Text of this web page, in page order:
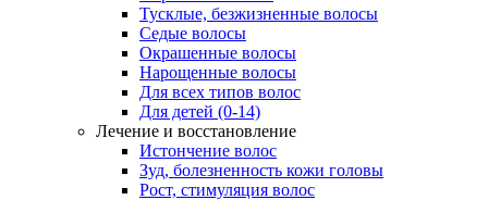
Тусклые, безжизненные волосы
Седые волосы
Окрашенные волосы
Нарощенные волосы
Для всех типов волос
Для детей (0-14)
Лечение и восстановление
Истончение волос
Зуд, болезненность кожи головы
Рост, стимуляция волос